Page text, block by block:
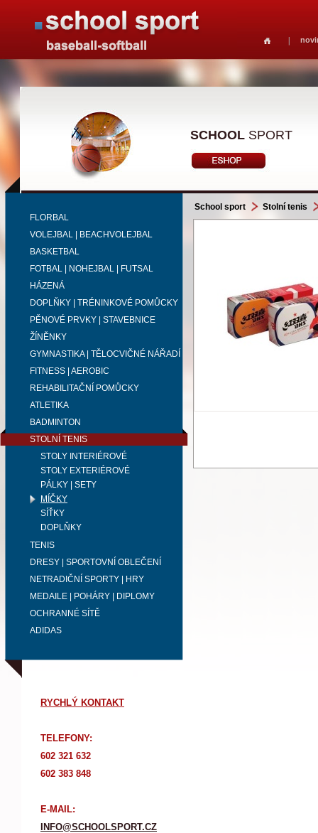
SCHOOL SPORT
FLORBAL
VOLEJBAL | BEACHVOLEJBAL
BASKETBAL
FOTBAL | NOHEJBAL | FUTSAL
HÁZENÁ
DOPLŇKY | TRÉNINKOVÉ POMŮCKY
PĚNOVÉ PRVKY | STAVEBNICE
ŽÍNĚNKY
GYMNASTIKA | TĚLOCVIČNÉ NÁŘADÍ
FITNESS | AEROBIC
REHABILITAČNÍ POMŮCKY
ATLETIKA
BADMINTON
STOLNÍ TENIS
STOLY INTERIÉROVÉ
STOLY EXTERIÉROVÉ
PÁLKY | SETY
MÍČKY
SÍŤKY
DOPLŇKY
TENIS
DRESY | SPORTOVNÍ OBLEČENÍ
NETRADIČNÍ SPORTY | HRY
MEDAILE | POHÁRY | DIPLOMY
OCHRANNÉ SÍTĚ
ADIDAS
RYCHLÝ KONTAKT
TELEFONY:
602 321 632
602 383 848
E-MAIL:
INFO@SCHOOLSPORT.CZ
School sport Stolní tenis